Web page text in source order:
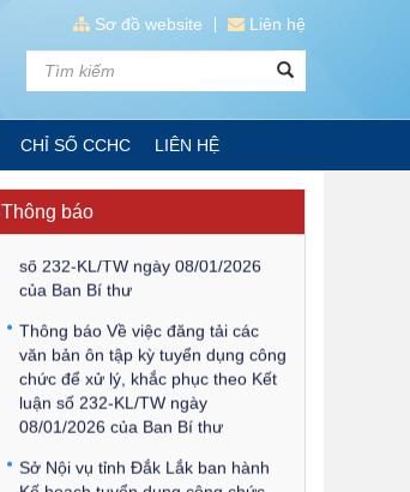
Liên hệ
Sơ đồ website
CHỈ SỐ CCHC LIÊN HỆ
Thông báo
Kế hoạch Kiểm tra, sát hạch để
Đắk Lắk năm 2026
sinh tham gia thi tuyển công chức
để xử lý, khắc phục theo Kết luận
của Ban Bí thư
văn bản ôn tập kỳ tuyển dụng công
chức để xử lý, khắc phục theo Kết
luận số 232-KL/TW ngày
08/01/2026 của Ban Bí thư
Kế hoạch tuyển dụng công chức